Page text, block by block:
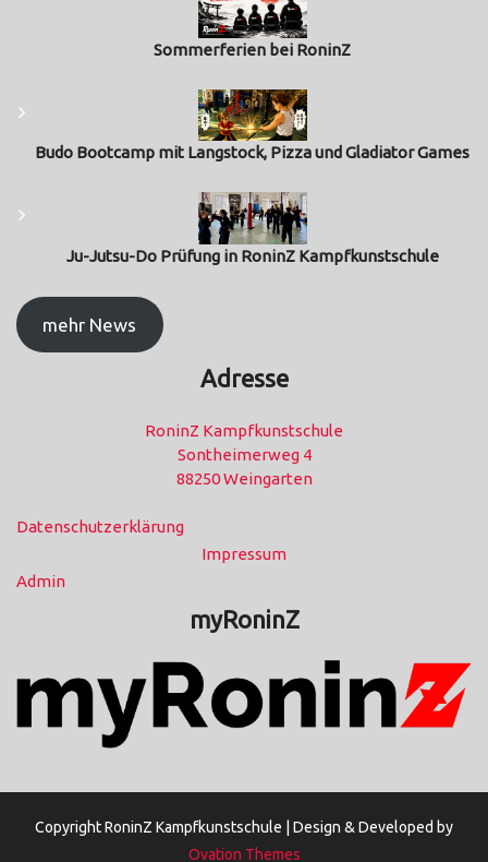
Sommerferien bei RoninZ
Budo Bootcamp mit Langstock, Pizza und Gladiator Games
Ju-Jutsu-Do Prüfung in RoninZ Kampfkunstschule
mehr News
Adresse
RoninZ Kampfkunstschule
Sontheimerweg 4
88250 Weingarten
Datenschutzerklärung
Impressum
Admin
myRoninZ
Copyright RoninZ Kampfkunstschule |
Design & Developed by
Ovation Themes